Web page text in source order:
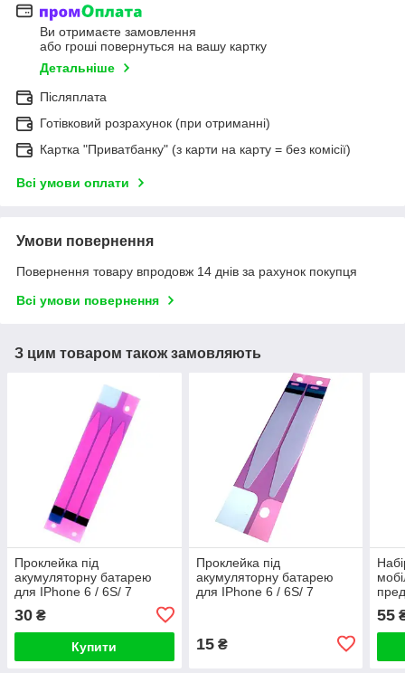
Ви отримаєте замовлення
або гроші повернуться на вашу картку
Детальніше
Післяплата
Готівковий розрахунок (при отриманні)
Картка "Приватбанку" (з карти на карту = без комісії)
Всі умови оплати
Умови повернення
Повернення товару впродовж 14 днів за рахунок покупця
Всі умови повернення
З цим товаром також замовляють
Проклейка під
акумуляторну батарею
для IPhone 6 / 6S/ 7
30 ₴
Купити
Проклейка під
акумуляторну батарею
для IPhone 6 / 6S/ 7
15₴
55